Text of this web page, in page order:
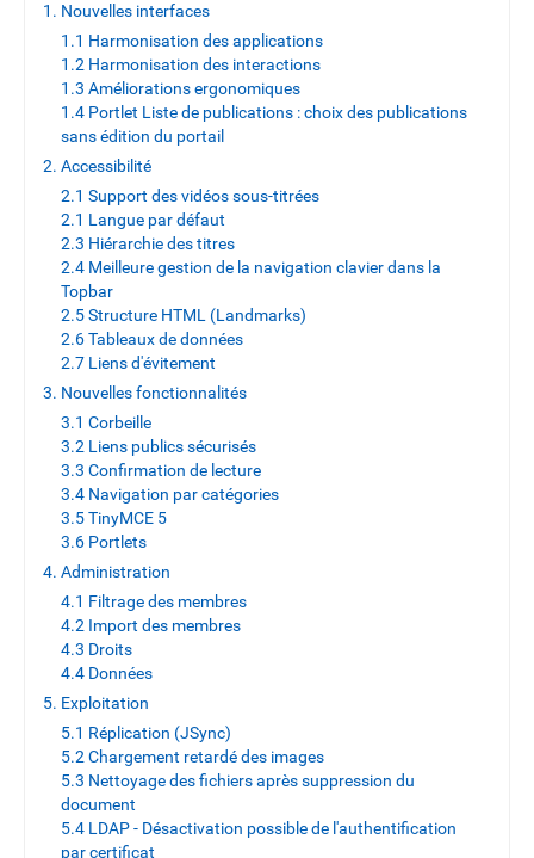
1. Nouvelles interfaces
1.1 Harmonisation des applications
1.2 Harmonisation des interactions
1.3 Améliorations ergonomiques
1.4 Portlet Liste de publications : choix des publications
sans édition du portail
2. Accessibilité
2.1 Support des vidéos sous-titrées
2.1 Langue par défaut
2.3 Hiérarchie des titres
2.4 Meilleure gestion de la navigation clavier dans la
Topbar
2.5 Structure HTML (Landmarks)
2.6 Tableaux de données
2.7 Liens d'évitement
3. Nouvelles fonctionnalités
3.1 Corbeille
3.2 Liens publics sécurisés
3.3 Confirmation de lecture
3.4 Navigation par catégories
3.5 TinyMCE 5
3.6 Portlets
4. Administration
4.1 Filtrage des membres
4.2 Import des membres
4.3 Droits
4.4 Données
5. Exploitation
5.1 Réplication (JSync)
5.2 Chargement retardé des images
5.3 Nettoyage des fichiers après suppression du
document
5.4 LDAP - Désactivation possible de l'authentification
par certificat